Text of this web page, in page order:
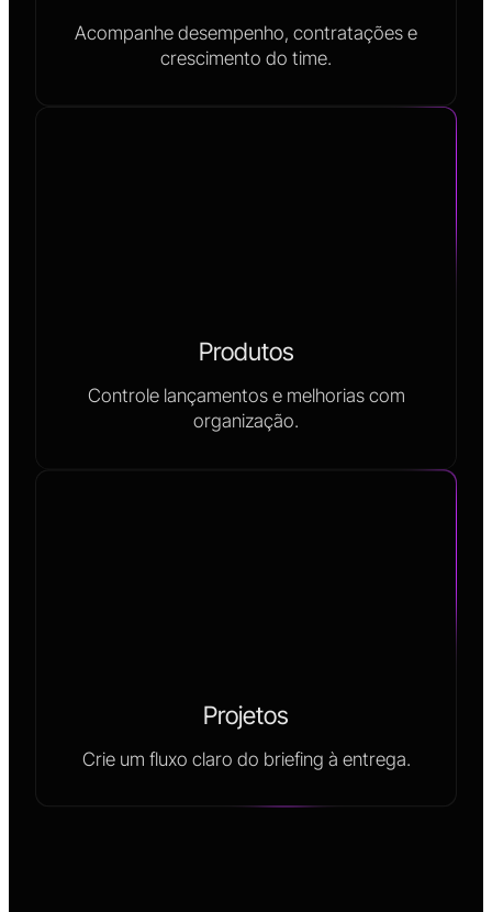
Acompanhe desempenho, contratações e
crescimento do time.
Produtos
Controle lançamentos e melhorias com
organização.
Projetos
Crie um fluxo claro do briefing à entrega.